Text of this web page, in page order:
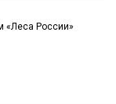
«Леса России»